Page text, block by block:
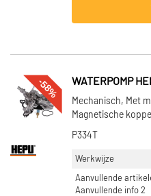
-58% WATERPOMP
Mechanisch, Met
Magnetische
P334T
Werkwijze
Aanvullende
Aanvullende info 2